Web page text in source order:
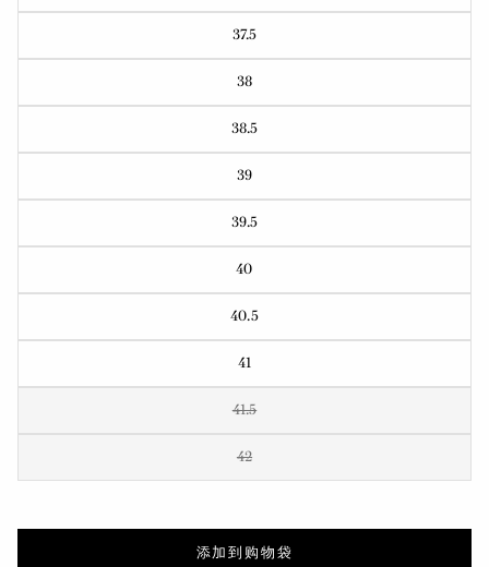
37.5
38
38.5
39
39.5
40
40.5
41
41.5
42
添加到购物袋